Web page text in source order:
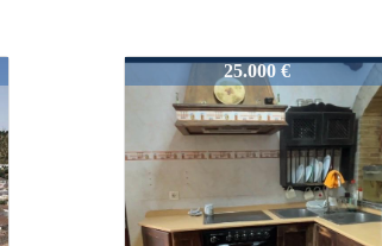
VHA723623525.000 €